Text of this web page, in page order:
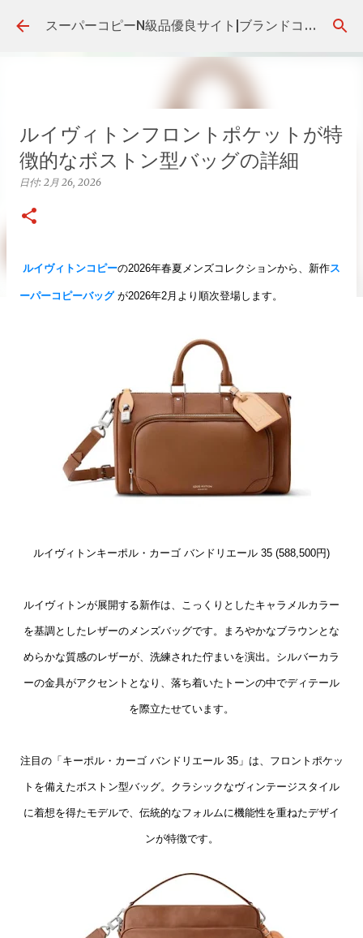
スキップしてメイン コンテンツに移動 スーパーコピーN級品優良サイト|ブランドコピー代引き・後払いの販売店！
ルイヴィトンフロントポケットが特
徴的なボストン型バッグの詳細
日付: 2月 26, 2026
ルイヴィトンコピーの2026年春夏メンズコレクションから、新作ス
ーパーコピーバッグ が2026年2月より順次登場します。
ルイヴィトンキーポル・カーゴ バンドリエール 35 (588,500円)
ルイヴィトンが展開する新作は、こっくりとしたキャラメルカラー
を基調としたレザーのメンズバッグです。まろやかなブラウンとな
めらかな質感のレザーが、洗練された佇まいを演出。シルバーカラ
ーの金具がアクセントとなり、落ち着いたトーンの中でディテール
を際立たせています。
注目の「キーポル・カーゴ バンドリエール 35」は、フロントポケッ
トを備えたボストン型バッグ。クラシックなヴィンテージスタイル
に着想を得たモデルで、伝統的なフォルムに機能性を重ねたデザイ
ンが特徴です。